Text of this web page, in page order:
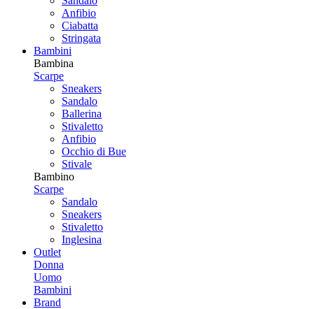
Anfibio
Ciabatta
Stringata
Bambini
Bambina
Scarpe
Sneakers
Sandalo
Ballerina
Stivaletto
Anfibio
Occhio di Bue
Stivale
Bambino
Scarpe
Sandalo
Sneakers
Stivaletto
Inglesina
Outlet
Donna
Uomo
Bambini
Brand